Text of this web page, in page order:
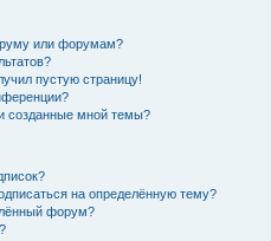
или форумам?
пустую страницу!
созданные мной темы?
на определённую тему?
форум?